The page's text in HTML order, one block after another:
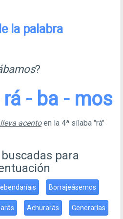
la palabra
?
- ba - mos
lleva acentoen la 4ª sílaba "rá"
para
Borrajeásemos
Achurarás Generarías